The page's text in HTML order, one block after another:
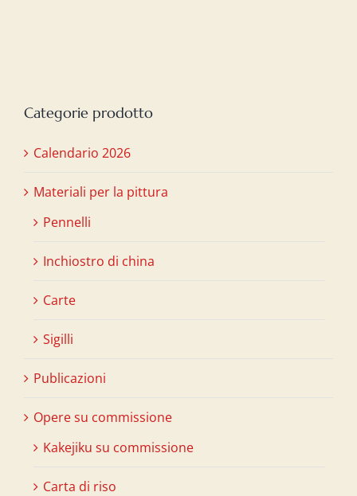
Categorie prodotto
Calendario 2026
Materiali per la pittura
Pennelli
Inchiostro di china
Carte
Sigilli
Publicazioni
Opere su commissione
Kakejiku su commissione
Carta di riso